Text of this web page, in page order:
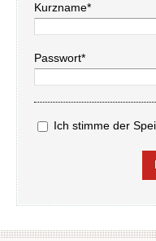
Kurzname*
Passwort*
Ich stimme der